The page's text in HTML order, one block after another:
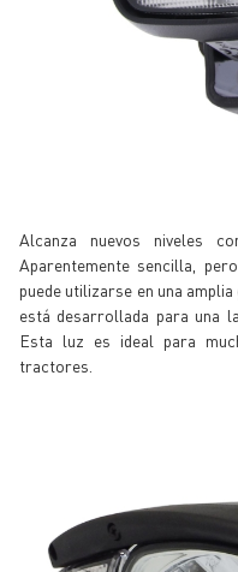
Alcanza nuevos niveles
Aparentemente sencilla,
puede utilizarse en una
está desarrollada para una
Esta luz es ideal para
tractores.